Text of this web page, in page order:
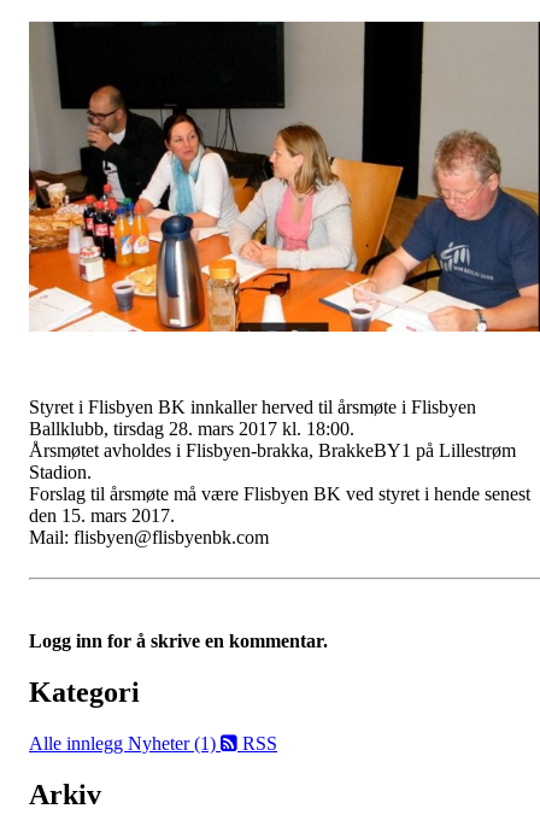
Styret i Flisbyen BK innkaller herved til årsmøte i Flisbyen
Ballklubb, tirsdag 28. mars 2017 kl. 18:00.
Årsmøtet avholdes i Flisbyen-brakka, BrakkeBY1 på Lillestrøm
Stadion.
Forslag til årsmøte må være Flisbyen BK ved styret i hende senest
den 15. mars 2017.
Mail: flisbyen@flisbyenbk.com
Logg inn for å skrive en kommentar.
Kategori
Alle innlegg Nyheter (1) RSS
Arkiv